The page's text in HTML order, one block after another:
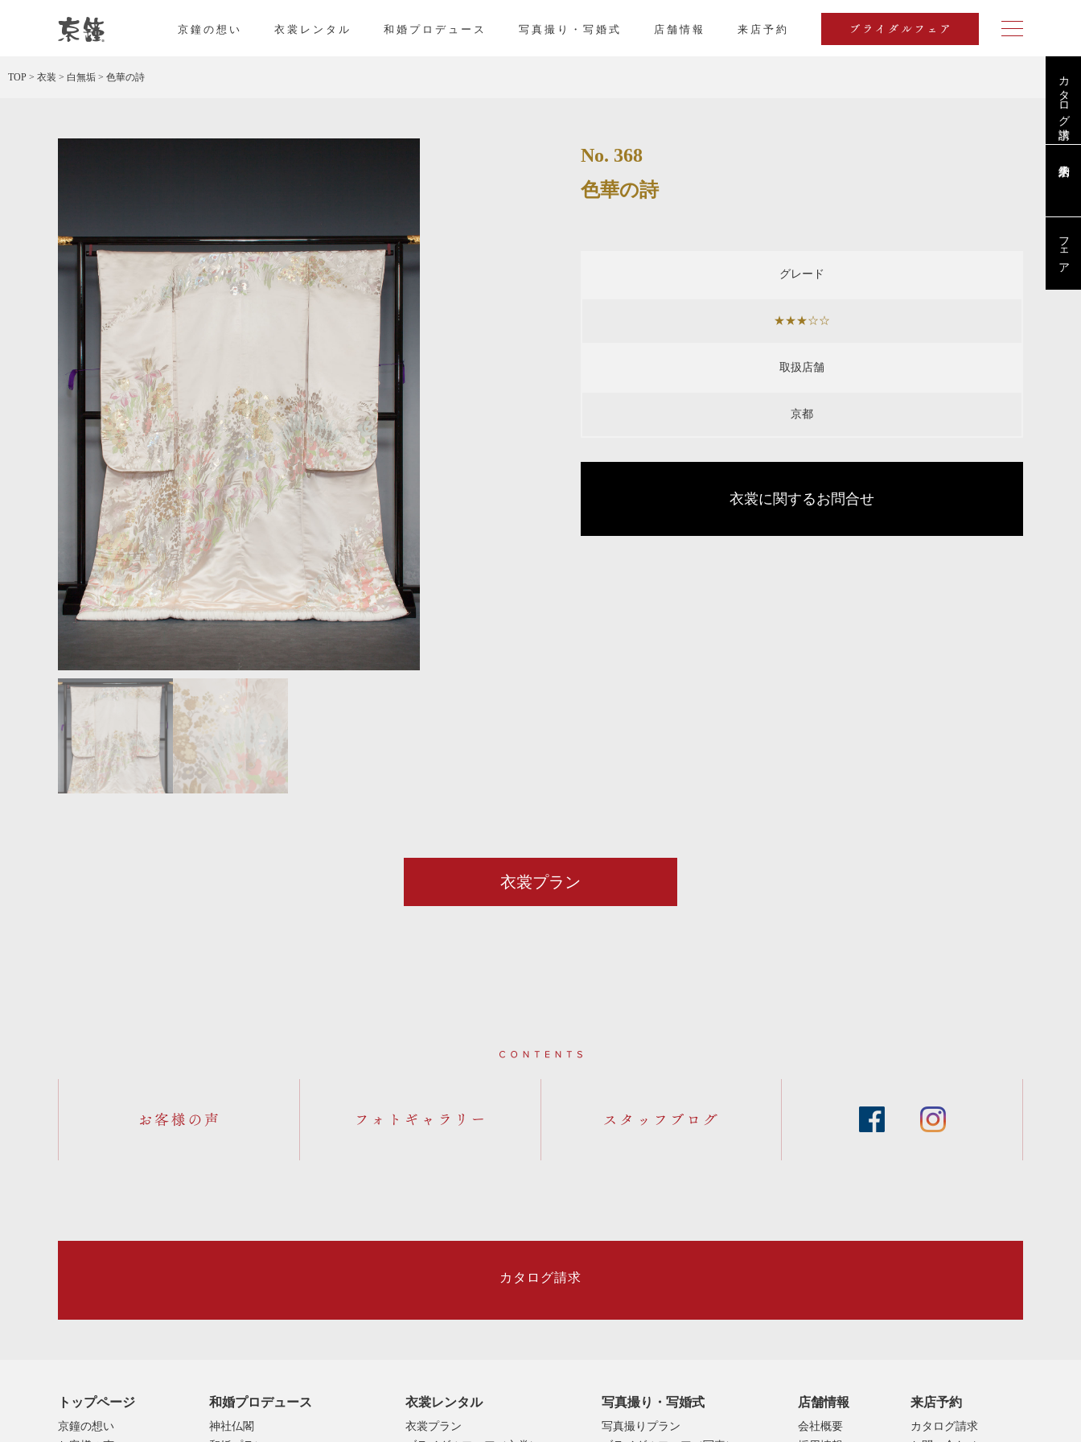
色華の詩 レンタル
京鐘の想い 衣裳レンタル 和婚プロデュース 写真撮り・写婚式 店舗情報 来店予約 ブライダルフェア
カタログ請求
フェア
TOP > 衣装 > 白無垢 > 色華の詩
No. 368
色華の詩
グレード
★★★☆☆
取扱店舗
京都
衣裳に関するお問合せ
衣裳プラン
Contents
お客様の声 フォトギャラリー facebook instagram
カタログ請求
トップページ
京鐘の想い
和婚プロデュース
神社仏閣
衣裳レンタル
衣裳プラン
写真撮り・写婚式
写真撮りプラン
店舗情報
会社概要
来店予約
カタログ請求